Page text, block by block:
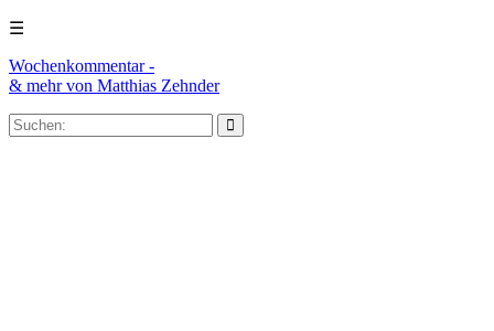
☰
Wochenkommentar -
& mehrvon Matthias Zehnder